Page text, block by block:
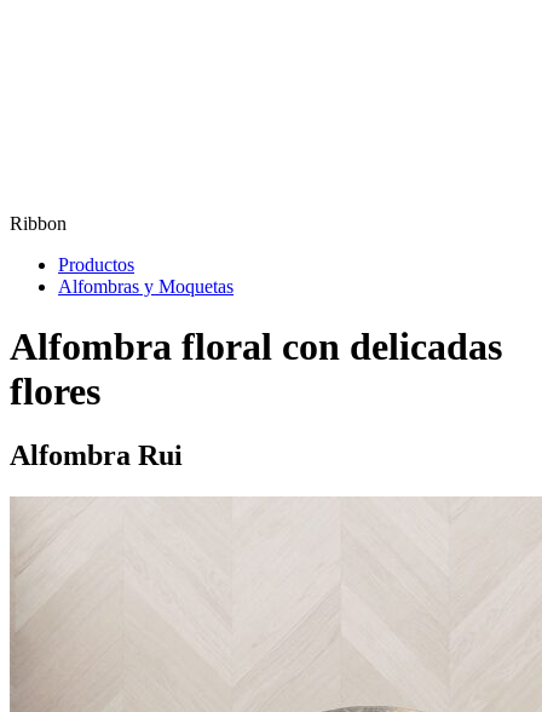
Ribbon
Productos
Alfombras y Moquetas
Alfombra floral con delicadas
flores
Alfombra Rui